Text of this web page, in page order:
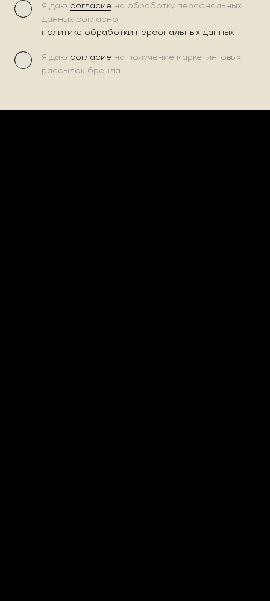
Я даю согласие на обработку персональных
данных согласно
политике обработки персональных данных
Я даю согласие на получение маркетинговых
рассылок бренда